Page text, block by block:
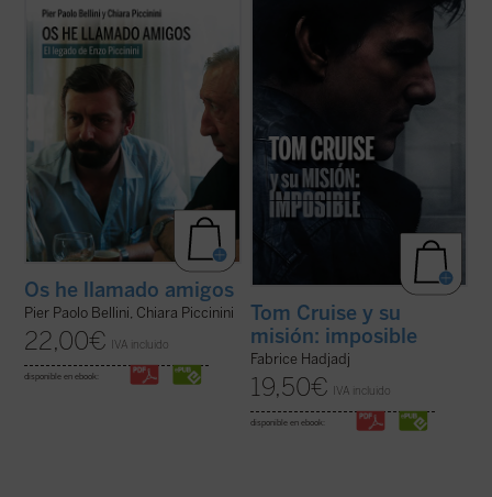
Giussani e incansable impulsor de
numerosas iniciativas religiosas, sociales y
culturales en su región de Emilia Romaña y
(ver ficha)
Os he llamado amigos
Pier Paolo Bellini, Chiara Piccinini
22,00€ IVA incluido
disponible en ebook:
inevitablemente refleja algo de su época.
Por eso, al hablar de Tom, hablamos
filosofía, teología y ...
(ver ficha)
Tom Cruise y su
misión: imposible
Fabrice Hadjadj
19,50€ IVA incluido
disponible en ebook: